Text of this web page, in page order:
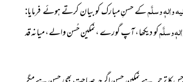
واٰلہٖ وسلَّمکے حسنِ مبارک کو بیان کرتےہوئے فرمایا:
وسلَّمکو دیکھا، آپ گورے ، نمکین حُسن والے، میانہ قد